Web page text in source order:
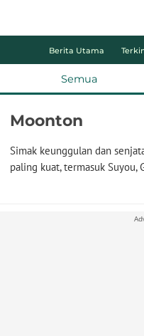
Berita Utama
Semua
Moonton
Simak keunggulan dan
paling kuat, termasuk Suyou,